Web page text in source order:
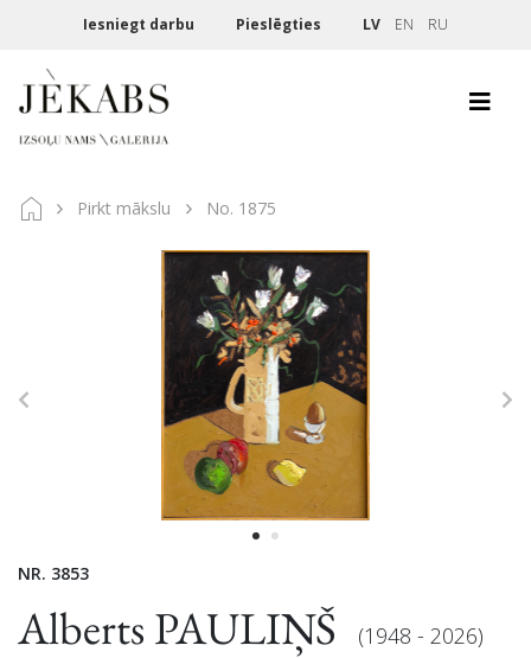
Iesniegt darbu Pieslēgties LV EN RU
Pirkt mākslu No. 1875
NR. 3853
Alberts PAULIŅŠ (1948 - 2026)